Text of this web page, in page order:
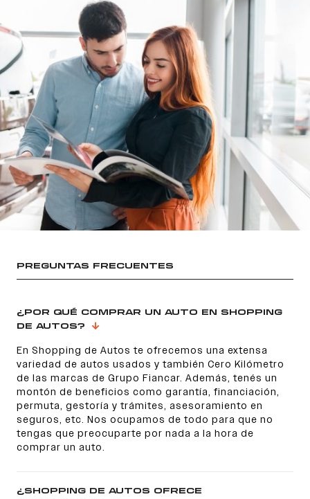
PREGUNTAS FRECUENTES
¿POR QUÉ COMPRAR UN AUTO EN SHOPPING
DE AUTOS?
En Shopping de Autos te ofrecemos una extensa
variedad de autos usados y también Cero Kilómetro
de las marcas de Grupo Fiancar. Además, tenés un
montón de beneficios como garantía, financiación,
permuta, gestoría y trámites, asesoramiento en
seguros, etc. Nos ocupamos de todo para que no
tengas que preocuparte por nada a la hora de
comprar un auto.
¿SHOPPING DE AUTOS OFRECE